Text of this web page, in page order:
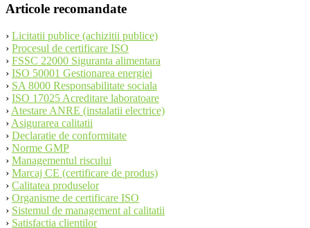
Articole recomandate
› Licitatii publice (achizitii publice)
› Procesul de certificare ISO
› FSSC 22000 Siguranta alimentara
› ISO 50001 Gestionarea energiei
› SA 8000 Responsabilitate sociala
› ISO 17025 Acreditare laboratoare
› Atestare ANRE (instalatii electrice)
› Asigurarea calitatii
› Declaratie de conformitate
› Norme GMP
› Managementul riscului
› Marcaj CE (certificare de produs)
› Calitatea produselor
› Organisme de certificare ISO
› Sistemul de management al calitatii
› Satisfactia clientilor